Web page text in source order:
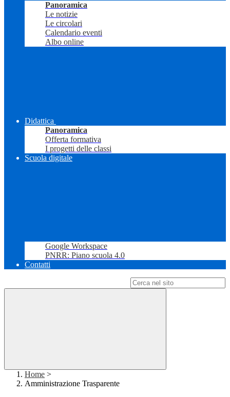
Panoramica
Le notizie
Le circolari
Calendario eventi
Albo online
Didattica
Panoramica
Offerta formativa
I progetti delle classi
Scuola digitale
Google Workspace
PNRR: Piano scuola 4.0
Contatti
Home >
Amministrazione Trasparente